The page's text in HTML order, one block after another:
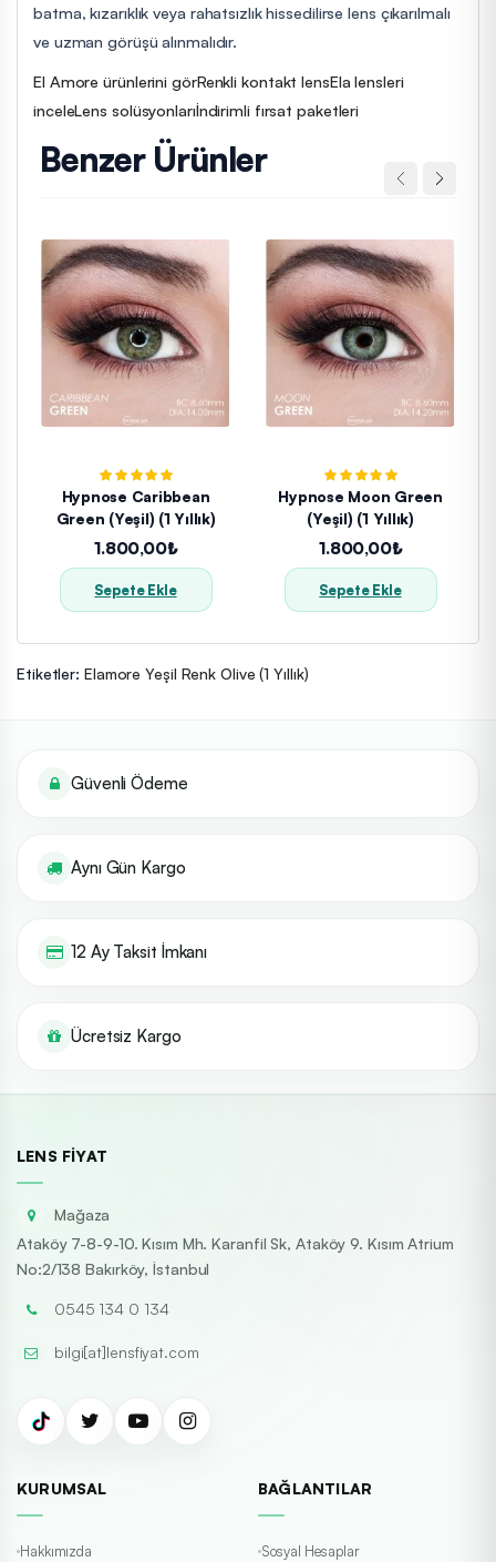
batma, kızarıklık veya rahatsızlık hissedilirse lens çıkarılmalı
ve uzman görüşü alınmalıdır.
El Amore ürünlerini görRenkli kontakt lensEla lensleri
inceleLens solüsyonlarıİndirimli fırsat paketleri
Benzer Ürünler
Hypnose Caribbean
Green (Yeşil) (1 Yıllık)
1.800,00₺
Sepete Ekle
Hypnose Moon Green
(Yeşil) (1 Yıllık)
1.800,00₺
Sepete Ekle
Etiketler: Elamore Yeşil Renk Olive (1 Yıllık)
Güvenli Ödeme
Aynı Gün Kargo
12 Ay Taksit İmkanı
Ücretsiz Kargo
LENS FIYAT
Mağaza
Ataköy 7-8-9-10. Kısım Mh. Karanfil Sk, Ataköy 9. Kısım Atrium
No:2/138 Bakırköy, İstanbul
0545 134 0 134
bilgi[at]lensfiyat.com
KURUMSAL
Hakkımızda
BAĞLANTILAR
Sosyal Hesaplar